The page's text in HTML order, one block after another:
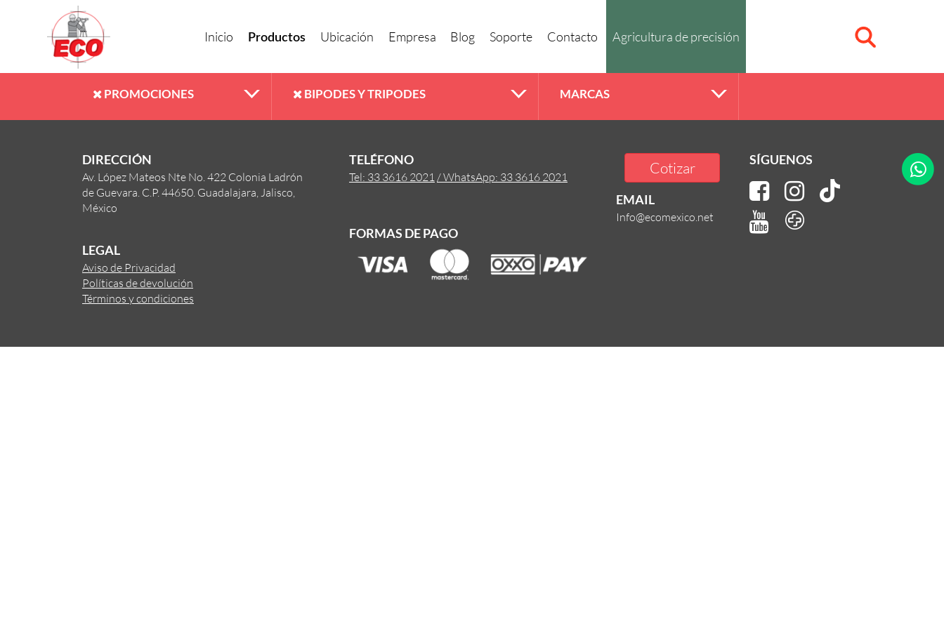
Inicio Productos Ubicación Empresa Blog Soporte Contacto Agricultura de precisión
PROMOCIONES BIPODES Y TRIPODES MARCAS
DIRECCIÓN
Av. López Mateos Nte No. 422 Colonia Ladrón
de Guevara. C.P. 44650. Guadalajara, Jalisco,
México
LEGAL
Aviso de Privacidad
Políticas de devolución
Términos y condiciones
TELÉFONO
Tel: 33 3616 2021 / WhatsApp: 33 3616 2021
FORMAS DE PAGO
Cotizar
EMAIL
Info@ecomexico.net
SÍGUENOS